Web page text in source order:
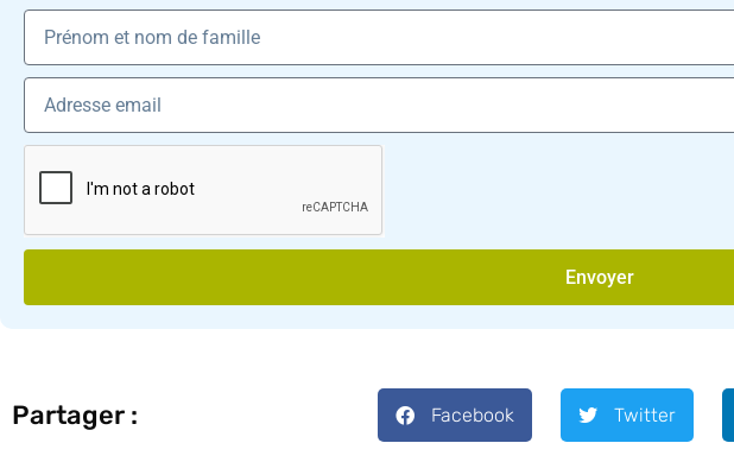
Envoyer
Partager : Facebook Twitter